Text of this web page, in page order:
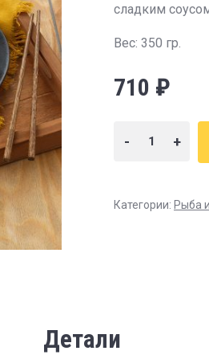
сладким
Вес: 350 гр.
710 ₽
- +
Категории: Рыба
Детали